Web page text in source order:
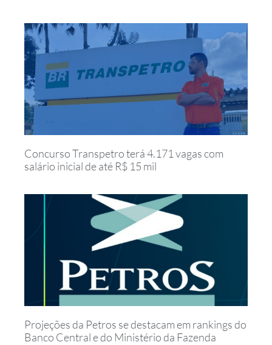
Concurso Transpetro terá 4.171 vagas com
salário inicial de até R$ 15 mil
Projeções da Petros se destacam em rankings do
Banco Central e do Ministério da Fazenda